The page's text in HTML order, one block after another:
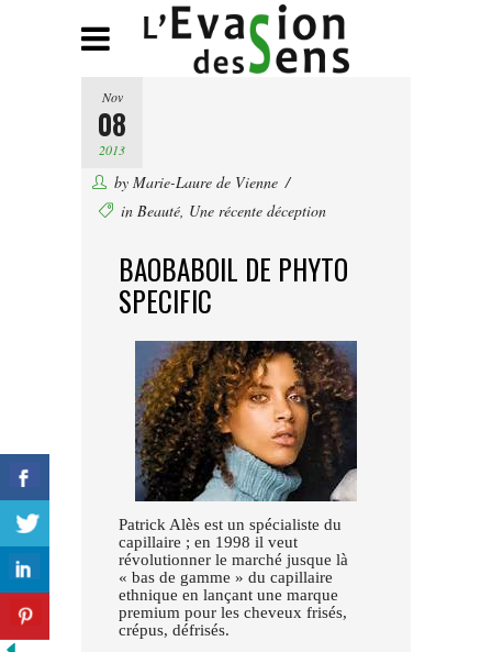
Nov
08
2013
by Marie-Laure de Vienne
in Beauté, Une récente déception
BAOBABOIL DE PHYTO
SPECIFIC
Patrick Alès est un spécialiste du
capillaire ; en 1998 il veut
révolutionner le marché jusque là
« bas de gamme » du capillaire
ethnique en lançant une marque
premium pour les cheveux frisés,
crépus, défrisés.